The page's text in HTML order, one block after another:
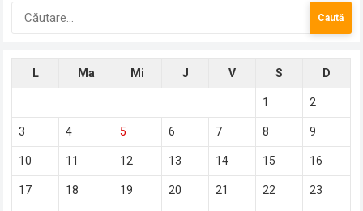
Caută
după:
L Ma Mi J V S D
1 2
3 4 5 6 7 8 9
10 11 12 13 14 15 16
17 18 19 20 21 22 23